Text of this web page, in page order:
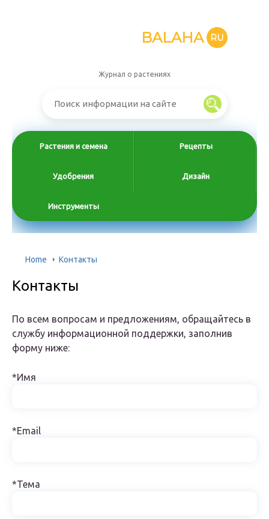
BALAHA RU
Журнал о растениях
Растения и семена Рецепты
Удобрения Дизайн
Инструменты
Home Контакты
Контакты
По всем вопросам и предложениям, обращайтесь в
службу информационной поддержки, заполнив
форму ниже:
*Имя
*Email
*Тема